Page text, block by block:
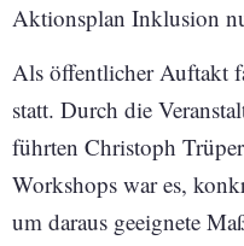
Aktionsplan Inklusion
Als öffentlicher Auftakt
statt. Durch die
führten Christoph
Workshops war es,
um daraus geeignete